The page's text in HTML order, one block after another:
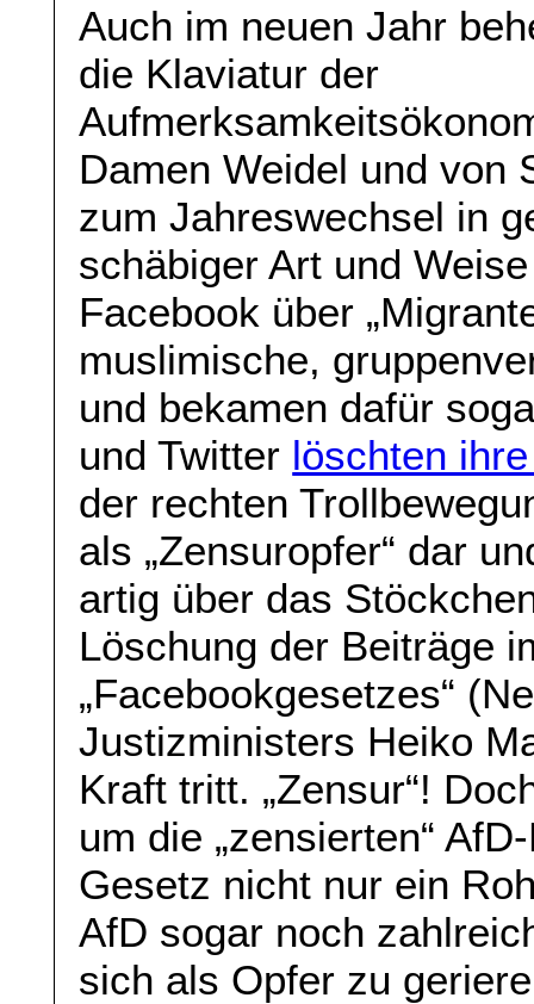
Auch im neuen Jahr
die Klaviatur der
Damen Weidel und von
zum Jahreswechsel in
schäbiger Art und
Facebook über
muslimische,
und bekamen dafür
und Twitter löschten
der rechten
als „Zensuropfer“ dar
artig über das
Löschung der Beiträge
„Facebookgesetzes“
Justizministers Heiko
Kraft tritt. „Zensur“!
um die „zensierten“
Gesetz nicht nur ein
AfD sogar noch
sich als Opfer zu